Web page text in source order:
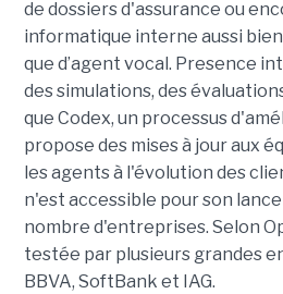
de dossiers d'assurance ou
informatique interne aussi
que d’agent vocal. Presence
des simulations, des
que Codex, un processus
propose des mises à jour aux
les agents à l'évolution des
n'est accessible pour son
nombre d'entreprises. Selon
testée par plusieurs grandes
BBVA, SoftBank et IAG.